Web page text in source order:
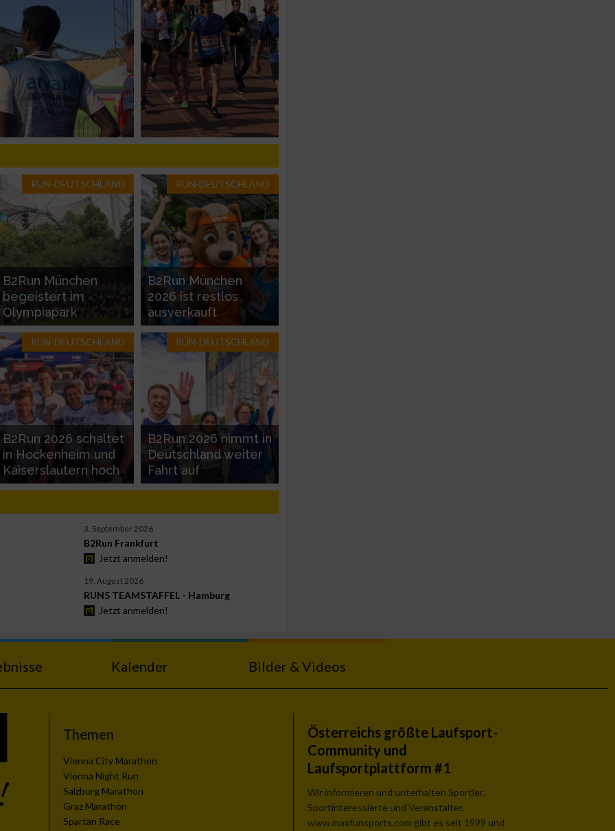
RUN-DEUTSCHLAND
B2Run München
begeistert im
Olympiapark
RUN-DEUTSCHLAND
B2Run München
2026 ist restlos
ausverkauft
RUN-DEUTSCHLAND
B2Run 2026 schaltet
in Hockenheim und
Kaiserslautern hoch
RUN-DEUTSCHLAND
B2Run 2026 nimmt in
Deutschland weiter
Fahrt auf
3. September 2026
B2Run Frankfurt
Jetzt anmelden!
19. August 2026
RUN5 TEAMSTAFFEL - Hamburg
Jetzt anmelden!
Kalender Bilder & Videos
Themen
Vienna City Marathon
Vienna Night Run
Salzburg Marathon
Graz Marathon
Spartan Race
Österreichs größte Laufsport-
Community und
Laufsportplattform #1
Wir informieren und unterhalten Sportler,
Sportinteressierte und Veranstalter.
www.maxfunsports.com gibt es seit 1999 und
Daten aus